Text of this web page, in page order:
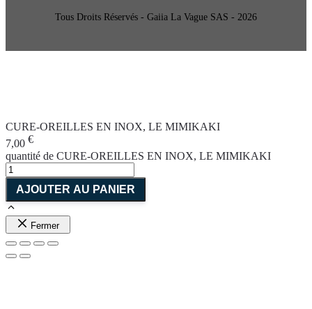
Tous Droits Réservés - Gaiia La Vague SAS - 2026
CURE-OREILLES EN INOX, LE MIMIKAKI
7,00 €
quantité de CURE-OREILLES EN INOX, LE MIMIKAKI
AJOUTER AU PANIER
Fermer